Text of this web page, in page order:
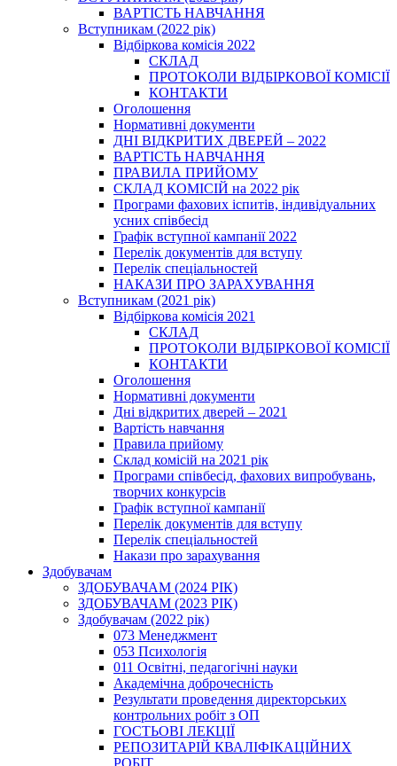
ВАРТІСТЬ НАВЧАННЯ
Вступникам (2022 рік)
Відбіркова комісія 2022
СКЛАД
ПРОТОКОЛИ ВІДБІРКОВОЇ КОМІСІЇ
КОНТАКТИ
Оголошення
Нормативні документи
ДНІ ВІДКРИТИХ ДВЕРЕЙ – 2022
ВАРТІСТЬ НАВЧАННЯ
ПРАВИЛА ПРИЙОМУ
СКЛАД КОМІСІЙ на 2022 рік
Програми фахових іспитів, індивідуальних
усних співбесід
Графік вступної кампанії 2022
Перелік документів для вступу
Перелік спеціальностей
НАКАЗИ ПРО ЗАРАХУВАННЯ
Вступникам (2021 рік)
Відбіркова комісія 2021
СКЛАД
ПРОТОКОЛИ ВІДБІРКОВОЇ КОМІСІЇ
КОНТАКТИ
Оголошення
Нормативні документи
Дні відкритих дверей – 2021
Вартість навчання
Правила прийому
Склад комісій на 2021 рік
Програми співбесід, фахових випробувань,
творчих конкурсів
Графік вступної кампанії
Перелік документів для вступу
Перелік спеціальностей
Накази про зарахування
Здобувачам
ЗДОБУВАЧАМ (2024 РІК)
ЗДОБУВАЧАМ (2023 РІК)
Здобувачам (2022 рік)
073 Менеджмент
053 Психологія
011 Освітні, педагогічні науки
Академічна доброчесність
Результати проведення директорських
контрольних робіт з ОП
ГОСТЬОВІ ЛЕКЦІЇ
РЕПОЗИТАРІЙ КВАЛІФІКАЦІЙНИХ
РОБІТ